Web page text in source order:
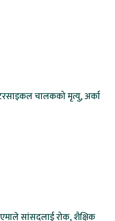
चालकको मृत्यु, अर्का
सांसदलाई रोक, शैक्षिक